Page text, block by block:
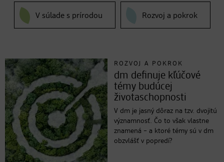
V súlade s prírodou Rozvoj a pokrok
ROZVOJ A POKROK
dm definuje kľúčové
témy budúcej
životaschopnosti
V dm je jasný dôraz na tzv. dvojitú
významnosť. Čo to však vlastne
znamená – a ktoré témy sú v dm
obzvlášť v popredí?